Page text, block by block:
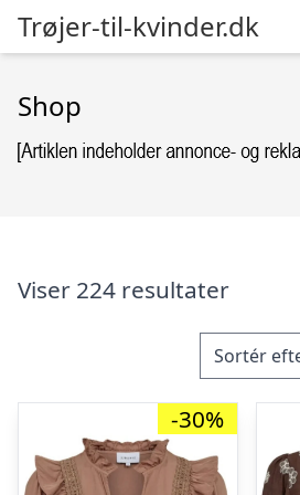
Trøjer-til-kvinder.dk
Shop
Viser 224 resultater
-30%